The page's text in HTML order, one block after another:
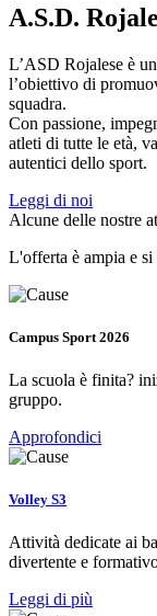
A.S.D.
L’ASD Rojalese è
l’obiettivo di
squadra.
Con passione,
atleti di tutte le età,
autentici dello sport.
Leggi di noi
Alcune delle nostre
L'offerta è ampia e
Campus Sport 2026
La scuola è finita?
gruppo.
Approfondici
Volley S3
Attività dedicate ai
divertente e
Leggi di più